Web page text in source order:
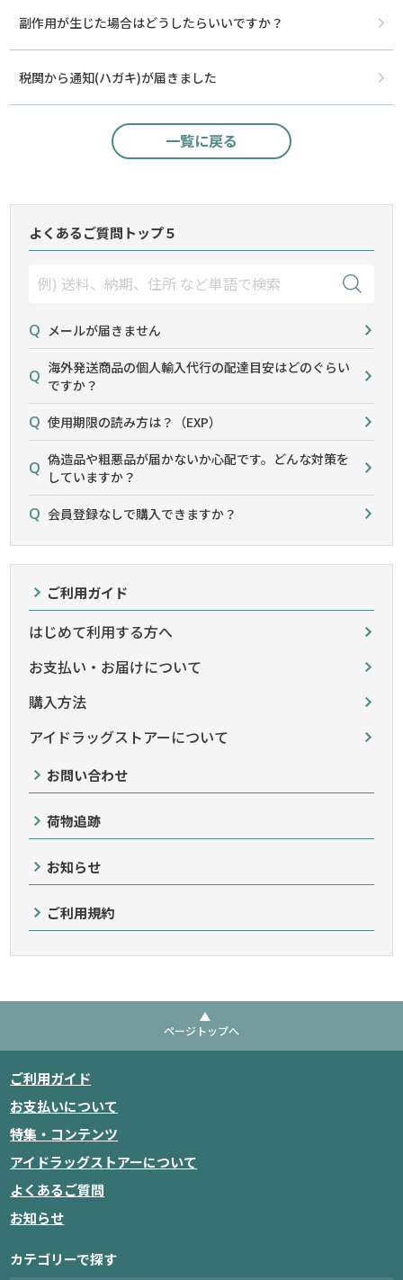
副作用が生じた場合はどうしたらいいですか？
税関から通知(ハガキ)が届きました
一覧に戻る
よくあるご質問トップ５
メールが届きません
海外発送商品の個人輸入代行の配達目安はどのぐらい
ですか？
使用期限の読み方は？（EXP）
偽造品や粗悪品が届かないか心配です。どんな対策を
していますか？
会員登録なしで購入できますか？
ご利用ガイド
はじめて利用する方へ
お支払い・お届けについて
購入方法
アイドラッグストアーについて
お問い合わせ
荷物追跡
お知らせ
ご利用規約
ページトップへ
ご利用ガイド
お支払いについて
特集・コンテンツ
アイドラッグストアーについて
よくあるご質問
お知らせ
カテゴリーで探す